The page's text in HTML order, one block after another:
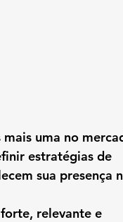
uma no
estratégias de
sua presença
relevante e